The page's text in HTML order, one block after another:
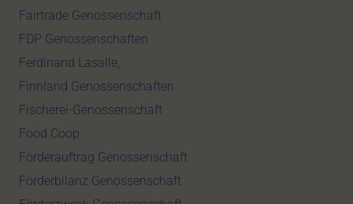
Fairtrade Genossenschaft
FDP Genossenschaften
Ferdinand Lasalle,
Finnland Genossenschaften
Fischerei-Genossenschaft
Food Coop
Förderauftrag Genossenschaft
Förderbilanz Genossenschaft